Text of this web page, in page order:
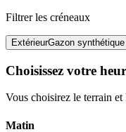
Filtrer les créneaux
ExtérieurGazon synthétique
Choisissez votre
Vous choisirez le terrain et
Matin